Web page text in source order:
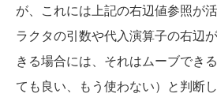
が、これには上記の右辺値参照が
ラクタの引数や代入演算子の右辺
きる場合には、それはムーブでき
ても良い、もう使わない）と判断